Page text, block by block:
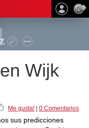
Wijk
Me gusta! 0 Comentarios
sus predicciones